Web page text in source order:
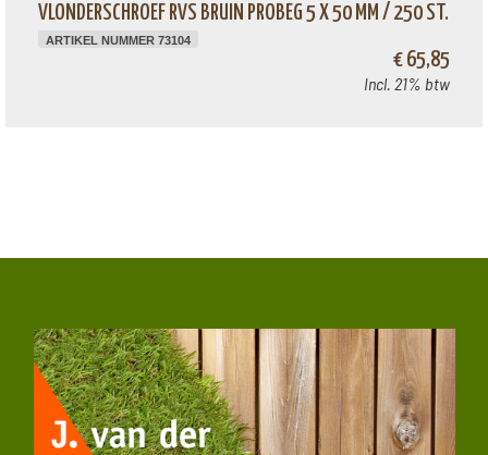
VLONDERSCHROEF RVS BRUIN PROBEG 5 X 50 MM / 250 ST.
ARTIKEL NUMMER 73104
€ 65,85
Incl. 21% btw